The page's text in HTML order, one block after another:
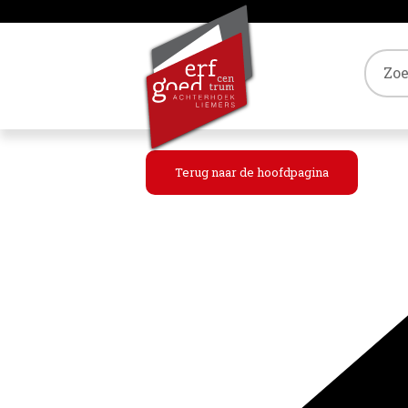
Terug naar de hoofdpagina